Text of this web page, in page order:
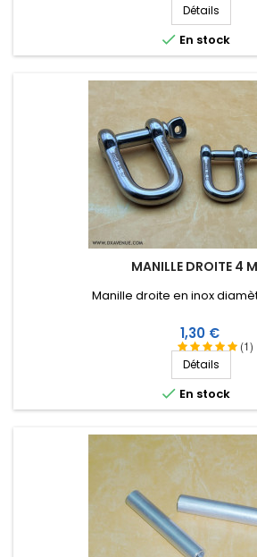
Détails
 En stock
MANILLE DROITE 4
(1)
Manille droite en inox
Prix
1,30 €
Détails
 En stock